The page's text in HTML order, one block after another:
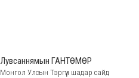
Лувсаннямын ГАНТӨМӨР
Монгол Улсын Тэргүүн шадар сайд